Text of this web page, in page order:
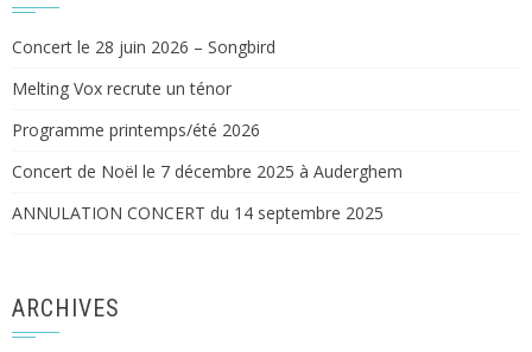
Concert le 28 juin 2026 – Songbird
Melting Vox recrute un ténor
Programme printemps/été 2026
Concert de Noël le 7 décembre 2025 à Auderghem
ANNULATION CONCERT du 14 septembre 2025
ARCHIVES